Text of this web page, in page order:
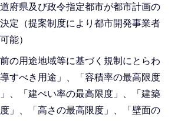
府県及び政令指定都市が都市計画の
定（提案制度により都市開発事業者
能）
前の用途地域等に基づく規制にとらわ
すべき用途」、「容積率の最高限度
、「建ぺい率の最高限度」、「建築
」、「高さの最高限度」、「壁面の